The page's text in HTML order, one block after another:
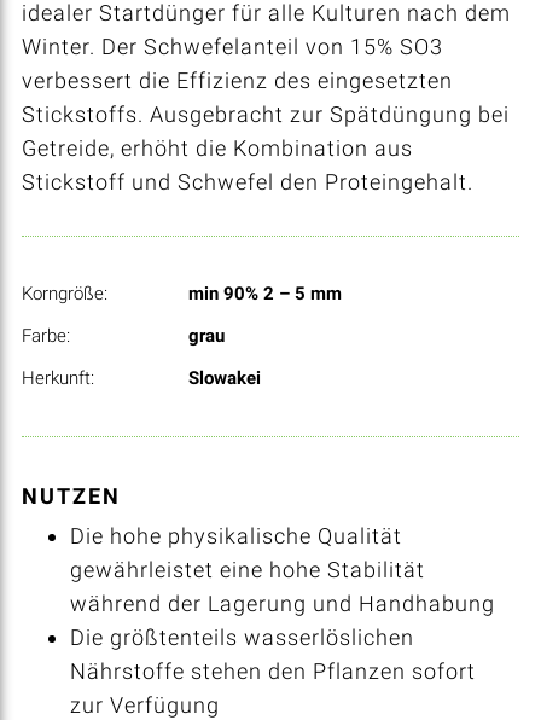
idealer Startdünger für alle Kulturen nach dem
Winter. Der Schwefelanteil von 15% SO3
verbessert die Effizienz des eingesetzten
Stickstoffs. Ausgebracht zur Spätdüngung bei
Getreide, erhöht die Kombination aus
Stickstoff und Schwefel den Proteingehalt.
Korngröße:
min 90% 2 – 5 mm
Farbe:
grau
Herkunft:
Slowakei
NUTZEN
Die hohe physikalische Qualität
gewährleistet eine hohe Stabilität
während der Lagerung und Handhabung
Die größtenteils wasserlöslichen
Nährstoffe stehen den Pflanzen sofort
zur Verfügung